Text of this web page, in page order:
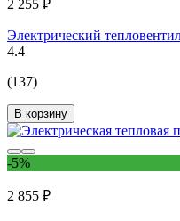
2 255 ₽
Электрический
4.4
(137)
В корзину
-5%
2 855 ₽